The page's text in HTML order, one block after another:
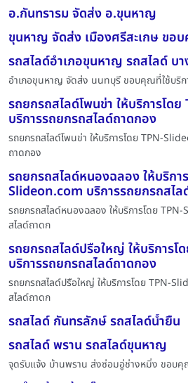
อ.กันทรารม จัดส่ง อ.ขุนหาญ
ขุนหาญ จัดส่ง เมืองศรีสะเกษ ขอ
รถสไลด์อำเภอขุนหาญ รถสไลด์ บ
อำเภอขุนหาญ จัดส่ง นนทบุรี ขอบคุณที่ใช้บริก
รถยกรถสไลด์โพนข่า ให้บริการโด
บริการรถยกรถสไลด์ถาดกอง
รถยกรถสไลด์โพนข่า ให้บริการโดย TPN-
ถาดกอง
รถยกรถสไลด์หนองฉลอง ให้บริกา
Slideon.com บริการรถยกรถสไ
รถยกรถสไลด์หนองฉลอง ให้บริการโดย
สไลด์ถาดก
รถยกรถสไลด์ปรือใหญ่ ให้บริการ
บริการรถยกรถสไลด์ถาดกอง
รถยกรถสไลด์ปรือใหญ่ ให้บริการโดย TPN-
สไลด์ถาดก
รถสไลด์ กันทรลักษ์ รถสไลด์น้ำยืน
รถสไลด์ พราน รถสไลด์ขุนหาญ
จุดรับแจ้ง บ้านพราน ส่งซ่อมอู่ช่างหมิ่ง ขอบคุ